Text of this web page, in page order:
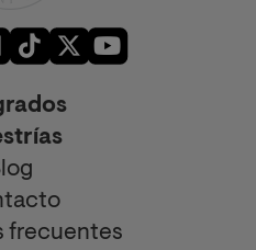
frecuentes